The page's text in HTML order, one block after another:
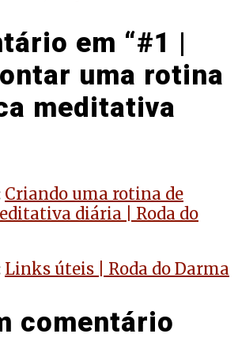
em “#1 |
uma rotina
meditativa
Criando uma rotina de
diária | Roda do
Links úteis | Roda do Darma
comentário